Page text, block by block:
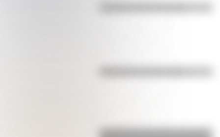
San Clemente del Tuyú: conocé la